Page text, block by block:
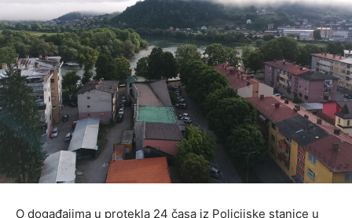
O događajima u protekla 24 časa iz Policijske stanice u